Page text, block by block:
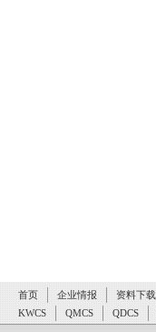
首页 企业情报 资料下载
KWCS
QMCS QDCS